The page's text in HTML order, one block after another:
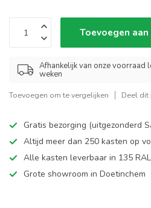
Toevoegen
Afhankelijk van onze voorraad
weken
Toevoegen om te vergelijken Deel
Gratis bezorging (uitgezonderd
Altijd meer dan 250 kasten op
Alle kasten leverbaar in 135
Grote showroom in Doetinchem